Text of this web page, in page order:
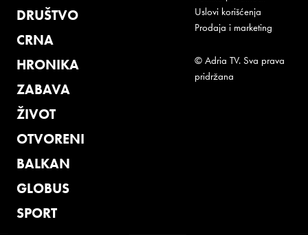
DRUŠTVO
CRNA
HRONIKA
ZABAVA
ŽIVOT
OTVORENI
BALKAN
GLOBUS
SPORT
Uslovi korišćenja
Prodaja i marketing
© Adria TV. Sva prava
pridržana